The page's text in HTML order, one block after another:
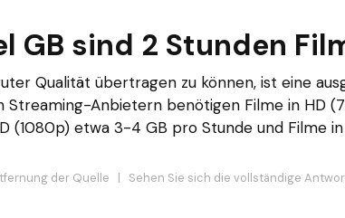
GB sind 2 Stunden
Qualität übertragen zu können, ist eine
Anbietern benötigen Filme in HD
(1080p) etwa 3-4 GB pro Stunde und Filme
der Quelle | Sehen Sie sich die vollständige